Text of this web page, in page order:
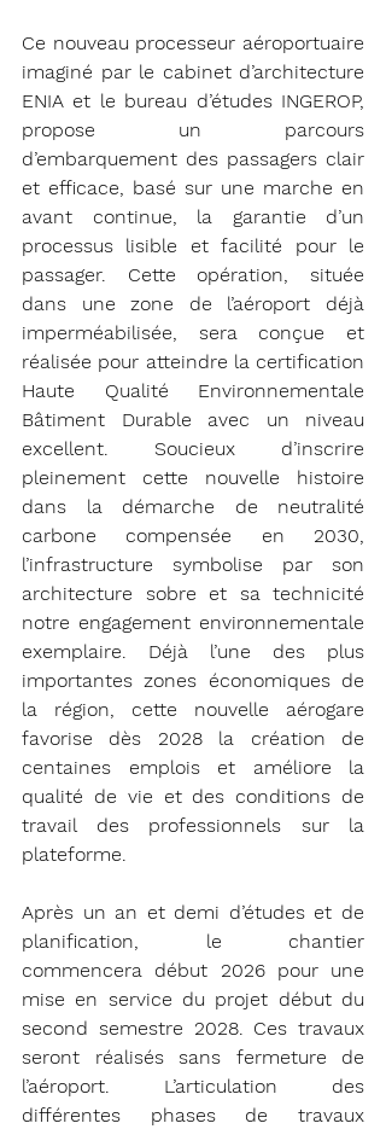
Ce nouveau processeur aéroportuaire
imaginé par le cabinet d’architecture
ENIA et le bureau d’études INGEROP,
propose un parcours
d’embarquement des passagers clair
et efficace, basé sur une marche en
avant continue, la garantie d’un
processus lisible et facilité pour le
passager. Cette opération, située
dans une zone de l’aéroport déjà
imperméabilisée, sera conçue et
réalisée pour atteindre la certification
Haute Qualité Environnementale
Bâtiment Durable avec un niveau
excellent. Soucieux d’inscrire
pleinement cette nouvelle histoire
dans la démarche de neutralité
carbone compensée en 2030,
l’infrastructure symbolise par son
architecture sobre et sa technicité
notre engagement environnementale
exemplaire. Déjà l’une des plus
importantes zones économiques de
la région, cette nouvelle aérogare
favorise dès 2028 la création de
centaines emplois et améliore la
qualité de vie et des conditions de
travail des professionnels sur la
plateforme.
Après un an et demi d’études et de
planification, le chantier
commencera début 2026 pour une
mise en service du projet début du
second semestre 2028. Ces travaux
seront réalisés sans fermeture de
l’aéroport. L’articulation des
différentes phases de travaux